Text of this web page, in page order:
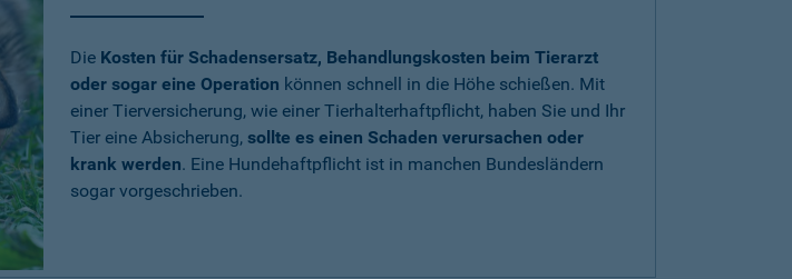
Die Kosten für Schadensersatz, Behandlungskosten beim Tierarzt
oder sogar eine Operation können schnell in die Höhe schießen. Mit
einer Tierversicherung, wie einer Tierhalterhaftpflicht, haben Sie und Ihr
Tier eine Absicherung, sollte es einen Schaden verursachen oder
krank werden. Eine Hundehaftpflicht ist in manchen Bundesländern
sogar vorgeschrieben.